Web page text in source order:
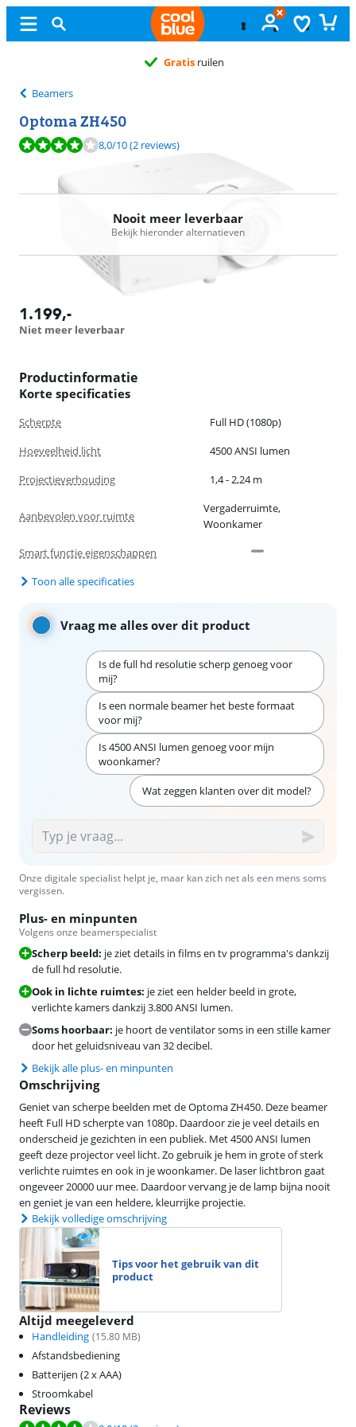
Gratis ruilen
Beamers
Optoma ZH450
Beoordeling is 8,0 van de 10, gebaseerd op 2 reviews.
8,0/10(2 reviews)
Nooit meer leverbaar
Bekijk hieronder alternatieven
1.199,-
Niet meer leverbaar
Productinformatie
Korte specificaties
Scherpte
Full HD (1080p)
Hoeveelheid licht
4500 ANSI lumen
Projectieverhouding
1,4 - 2,24 m
Aanbevolen voor ruimte
Vergaderruimte,
Woonkamer
Smart functie eigenschappen
Toon alle specificaties
Vraag me alles over dit product
Is de full hd resolutie scherp genoeg voor
mij?
Is een normale beamer het beste formaat
voor mij?
Is 4500 ANSI lumen genoeg voor mijn
woonkamer?
Wat zeggen klanten over dit model?
Onze digitale specialist helpt je, maar kan zich net als een mens soms
vergissen.
Plus- en minpunten
Volgens onze beamerspecialist
Scherp beeld: je ziet details in films en tv programma's dankzij
de full hd resolutie.
Ook in lichte ruimtes: je ziet een helder beeld in grote,
verlichte kamers dankzij 3.800 ANSI lumen.
Soms hoorbaar: je hoort de ventilator soms in een stille kamer
door het geluidsniveau van 32 decibel.
Bekijk alle plus- en minpunten
Omschrijving
Geniet van scherpe beelden met de Optoma ZH450. Deze beamer
heeft Full HD scherpte van 1080p. Daardoor zie je veel details en
onderscheid je gezichten in een publiek. Met 4500 ANSI lumen
geeft deze projector veel licht. Zo gebruik je hem in grote of sterk
verlichte ruimtes en ook in je woonkamer. De laser lichtbron gaat
ongeveer 20000 uur mee. Daardoor vervang je de lamp bijna nooit
en geniet je van een heldere, kleurrijke projectie.
Bekijk volledige omschrijving
Tips voor het gebruik van dit
product
Altijd meegeleverd
Handleiding (15.80 MB)
Afstandsbediening
Batterijen (2 x AAA)
Stroomkabel
Reviews